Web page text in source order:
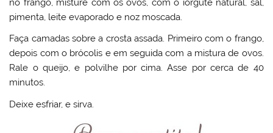
no frango, misture com os ovos, com o iorgute natural, sal,
pimenta, leite evaporado e noz moscada.
Faça camadas sobre a crosta assada. Primeiro com o frango,
depois com o brócolis e em seguida com a mistura de ovos.
Rale o queijo, e polvilhe por cima. Asse por cerca de 40
minutos.
Deixe esfriar, e sirva.